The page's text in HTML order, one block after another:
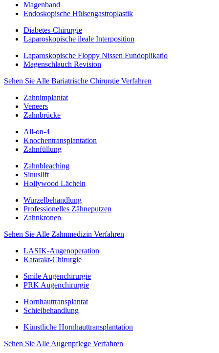
Magenband
Endoskopische Hülsengastroplastik
Diabetes-Chirurgie
Laparoskopische ileale Interposition
Laparoskopische Floppy Nissen Fundoplikatio
Magenschlauch Revision
Sehen Sie Alle Bariatrische Chirurgie Verfahren
Zahnimplantat
Veneers
Zahnbrücke
All-on-4
Knochentransplantation
Zahnfüllung
Zahnbleaching
Sinuslift
Hollywood Lächeln
Wurzelbehandlung
Professionelles Zähneputzen
Zahnkronen
Sehen Sie Alle Zahnmedizin Verfahren
LASIK-Augenoperation
Katarakt-Chirurgie
Smile Augenchirurgie
PRK Augenchirurgie
Hornhauttransplantat
Schielbehandlung
Künstliche Hornhauttransplantation
Sehen Sie Alle Augenpflege Verfahren